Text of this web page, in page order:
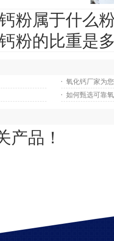
粉属于什么
粉的比重是
氧化钙厂家为
如何甄选可靠
产品！